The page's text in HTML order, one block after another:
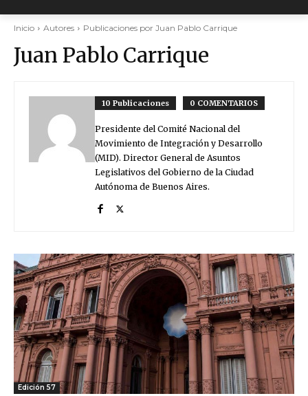
Inicio Autores Publicaciones por Juan Pablo Carrique
Juan Pablo Carrique
10 Publicaciones 0 COMENTARIOS
Presidente del Comité Nacional del
Movimiento de Integración y Desarrollo
(MID). Director General de Asuntos
Legislativos del Gobierno de la Ciudad
Autónoma de Buenos Aires.
Edición 57